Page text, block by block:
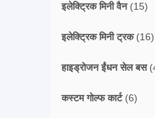
इलेक्ट्रिक मिनी वैन(15)
इलेक्ट्रिक मिनी ट्रक(16)
हाइड्रोजन ईंधन सेल बस
कस्टम गोल्फ कार्ट(6)